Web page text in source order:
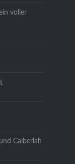
voller
Calberlah